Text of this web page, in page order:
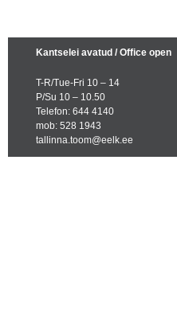
Kantselei avatud / Office open
T-R/Tue-Fri 10 – 14
P/Su 10 – 10.50
Telefon: 644 4140
mob: 528 1943
tallinna.toom@eelk.ee